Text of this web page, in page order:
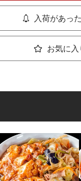
入荷があっ
お気に入